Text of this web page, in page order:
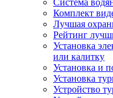
Система
Комплект
Лучшая
Рейтинг
Установка
или калитку
Установка и
Установка
Устройство